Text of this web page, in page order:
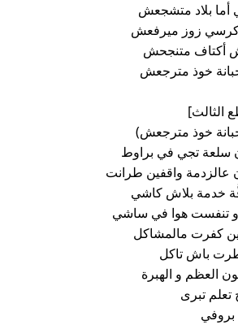
بلاد متشجعش
كرسي زوز ميرفعش
أكتاف متنجحش
خوذ مترجعش
الثالث]
خوذ مترجعش)
سلعة تجي في براوط
واقفين طرانت
خدمة بلاش كاشي
كفرت مالمشاكل
باش تاكل
العظم و الهبرة
تبرى
بروفي